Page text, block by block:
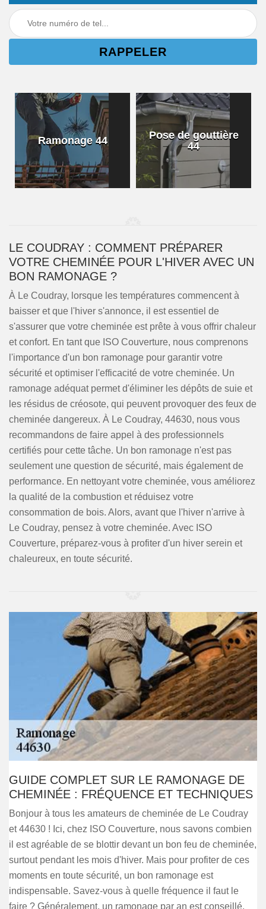
Ramonage 44
Pose de gouttière
44
LE COUDRAY : COMMENT PRÉPARER
VOTRE CHEMINÉE POUR L'HIVER AVEC UN
BON RAMONAGE ?
À Le Coudray, lorsque les températures commencent à
baisser et que l'hiver s'annonce, il est essentiel de
s'assurer que votre cheminée est prête à vous offrir chaleur
et confort. En tant que ISO Couverture, nous comprenons
l'importance d'un bon ramonage pour garantir votre
sécurité et optimiser l'efficacité de votre cheminée. Un
ramonage adéquat permet d'éliminer les dépôts de suie et
les résidus de créosote, qui peuvent provoquer des feux de
cheminée dangereux. À Le Coudray, 44630, nous vous
recommandons de faire appel à des professionnels
certifiés pour cette tâche. Un bon ramonage n'est pas
seulement une question de sécurité, mais également de
performance. En nettoyant votre cheminée, vous améliorez
la qualité de la combustion et réduisez votre
consommation de bois. Alors, avant que l'hiver n'arrive à
Le Coudray, pensez à votre cheminée. Avec ISO
Couverture, préparez-vous à profiter d'un hiver serein et
chaleureux, en toute sécurité.
GUIDE COMPLET SUR LE RAMONAGE DE
CHEMINÉE : FRÉQUENCE ET TECHNIQUES
Bonjour à tous les amateurs de cheminée de Le Coudray
et 44630 ! Ici, chez ISO Couverture, nous savons combien
il est agréable de se blottir devant un bon feu de cheminée,
surtout pendant les mois d'hiver. Mais pour profiter de ces
moments en toute sécurité, un bon ramonage est
indispensable. Savez-vous à quelle fréquence il faut le
faire ? Généralement, un ramonage par an est conseillé,